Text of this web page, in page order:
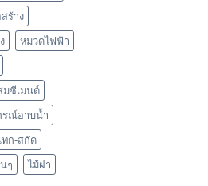
ร้าง
หมวดไฟฟ้า
ซีเมนต์
รณ์อาบน้ำ
ก-สกัด
ๆ
ไม้ฝา